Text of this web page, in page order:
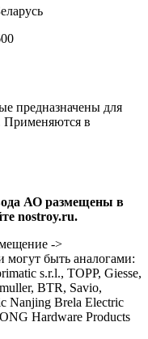
предназначены для
Применяются в
АО размещены в
nostroy.ru.
->
могут быть аналогами:
s.r.l., TOPP, Giesse,
BTR, Savio,
Nanjing Brela Electric
Hardware Products